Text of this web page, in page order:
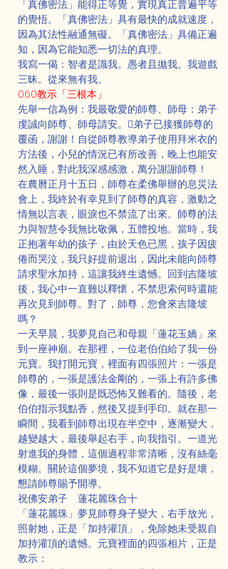
「真佛密法」能得正等覺，實現真正普遍平等
的覺悟。「真佛密法」具有最快的成就速度，
因為其法性融通無礙。「真佛密法」具備正遍
知，因為它能知悉一切法的真理。
我寫一偈：智者是識我。愚者且拋我。我遊戲
三昧。從來無有我。
060教示「三根本」
先舉一信為例：我最敬愛的師尊、師母：弟子
虔誠向師尊、師母請安。弟子已接獲師尊的
覆函，謝謝！自從師尊教導弟子使用拜米衣的
方法後，小兒的情況已有所改善，晚上也能安
然入睡，對此我深感感激，萬分謝謝師尊！
在農曆正月十五日，師尊在柔佛舉辦的息災法
會上，我終於有幸見到了師尊的真容，激動之
情無以言表，眼淚也不禁流了出來。師尊的法
力與智慧令我無比敬佩，五體投地。當時，我
正抱著年幼的孩子，由於天色已黑，孩子因疲
倦而哭泣，我只好提前退出，因此未能向師尊
請求聖水加持，這讓我終生遺憾。回到吉隆坡
後，我心中一直難以釋懷，不禁思索何時還能
再次見到師尊。對了，師尊，您會來吉隆坡
嗎？
一天早晨，我夢見自己和母親「蓮花玉嬌」來
到一座神廟。在那裡，一位老伯伯給了我一份
元寶。我打開元寶，裡面有四張照片：一張是
師尊的，一張是護法金剛的，一張上有許多佛
像，最後一張則是既恐怖又難看的。隨後，老
伯伯指示我點香，然後又提到手印。就在那一
瞬間，我看到師尊出現在半空中，逐漸變大，
越變越大，最後舉起右手，向我指引。一道光
射進我的身體，這個過程非常清晰，沒有絲毫
模糊。關於這個夢境，我不知道它是好是壞，
懇請師尊賜予開導。
祝佛安弟子　蓮花麗珠合十
「蓮花麗珠」夢見師尊身子變大，右手放光，
照射她，正是「加持灌頂」，免除她未受親自
加持灌頂的遺憾。元寶裡面的四張相片，正是
教示：